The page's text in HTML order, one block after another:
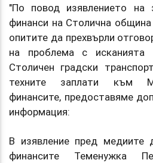
"По повод изявлението на
финанси на Столична
опитите да прехвърли
на проблема с исканията
Столичен градски
техните заплати към
финансите, предоставяме
информация:
В изявление пред медиите
финансите Теменужка